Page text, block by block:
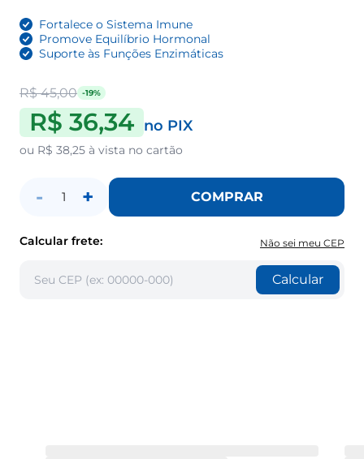
Fortalece o Sistema Imune
Promove Equilíbrio Hormonal
Suporte às Funções Enzimáticas
R$ 45,00 -19%
R$ 36,34 no PIX
ou R$ 38,25 à vista no cartão
- 1 + COMPRAR
Calcular frete: Não sei meu CEP
Calcular